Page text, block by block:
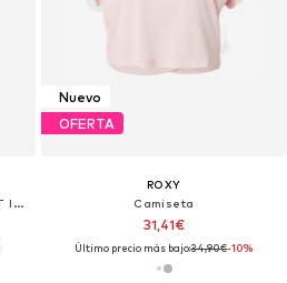
Skinny Pantalón deportivo 'HEART INTO'
Nuevo
OFERTA
ROXY
Camiseta
31,41€
Último precio más bajo:34,90€-10%